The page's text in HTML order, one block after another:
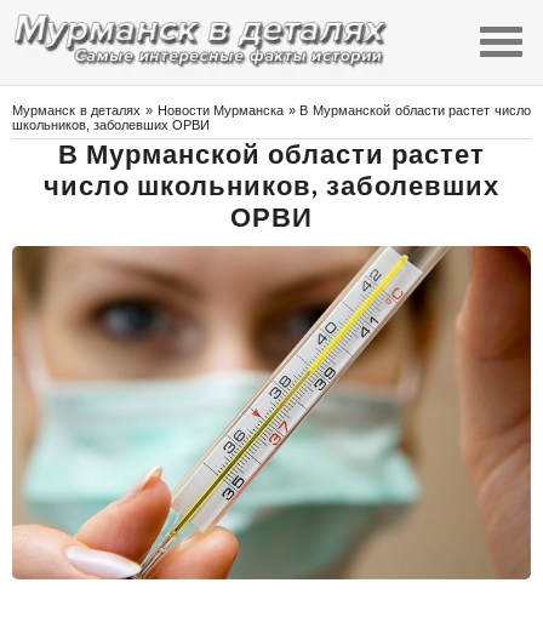
Мурманск в деталях » Новости Мурманска » В Мурманской области растет число
школьников, заболевших ОРВИ
В Мурманской области растет
число школьников, заболевших
ОРВИ